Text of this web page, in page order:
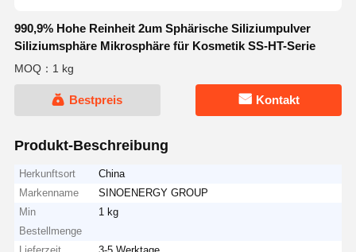
990,9% Hohe Reinheit 2um Sphärische Siliziumpulver
Siliziumsphäre Mikrosphäre für Kosmetik SS-HT-Serie
MOQ：1 kg
Bestpreis Kontakt
Produkt-Beschreibung
Herkunftsort
China
Markenname
SINOENERGY GROUP
Min
Bestellmenge
1 kg